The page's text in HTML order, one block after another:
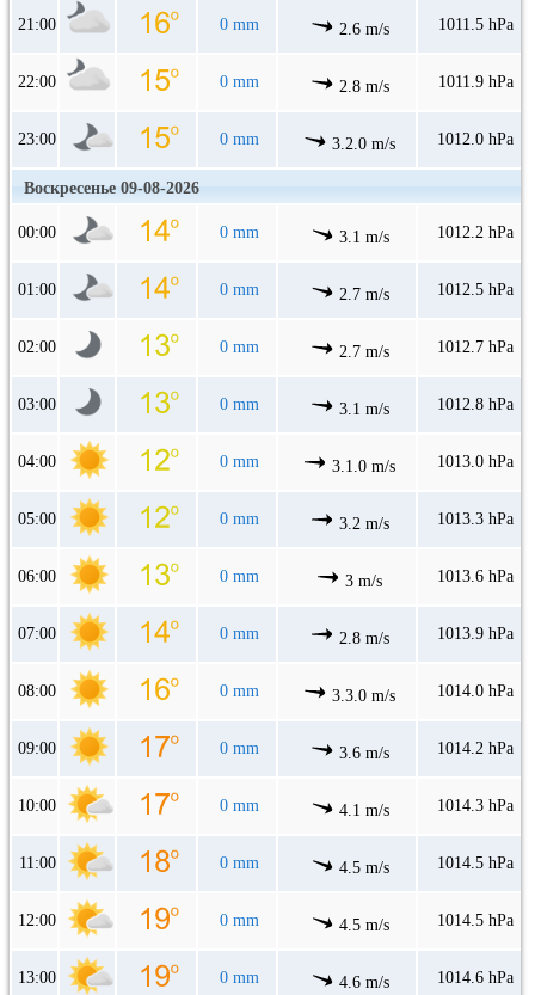
21:00 0 mm 2.6 m/s 1011.5 hPa
22:00 0 mm 2.8 m/s 1011.9 hPa
23:00 0 mm 3.2.0 m/s 1012.0 hPa
Воскресенье 09-08-2026
00:00 0 mm 3.1 m/s 1012.2 hPa
01:00 0 mm 2.7 m/s 1012.5 hPa
02:00 0 mm 2.7 m/s 1012.7 hPa
03:00 0 mm 3.1 m/s 1012.8 hPa
04:00 0 mm 3.1.0 m/s 1013.0 hPa
05:00 0 mm 3.2 m/s 1013.3 hPa
06:00 0 mm 3 m/s 1013.6 hPa
07:00 0 mm 2.8 m/s 1013.9 hPa
08:00 0 mm 3.3.0 m/s 1014.0 hPa
09:00 0 mm 3.6 m/s 1014.2 hPa
10:00 0 mm 4.1 m/s 1014.3 hPa
11:00 0 mm 4.5 m/s 1014.5 hPa
12:00 0 mm 4.5 m/s 1014.5 hPa
13:00 0 mm 4.6 m/s 1014.6 hPa